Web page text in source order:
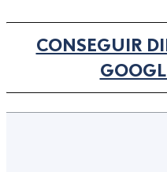
CONSEGUIR